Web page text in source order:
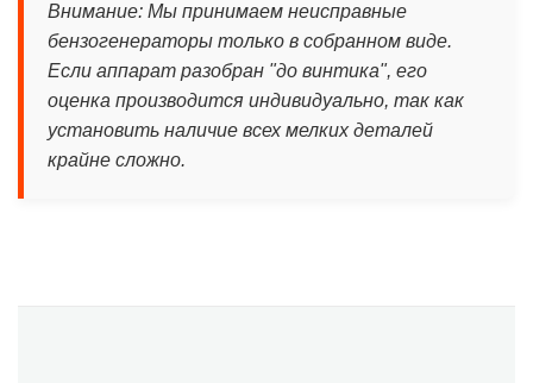
Внимание: Мы принимаем неисправные
бензогенераторы только в собранном виде.
Если аппарат разобран "до винтика", его
оценка производится индивидуально, так как
установить наличие всех мелких деталей
крайне сложно.